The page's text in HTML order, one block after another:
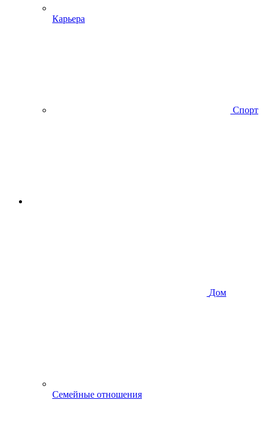
Карьера
Спорт
Дом
Семейные отношения